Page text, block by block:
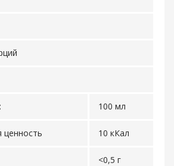
100 мл
ценность 10 кКал
<0,5 г